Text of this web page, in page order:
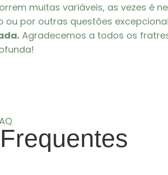
muitas variáveis, as vezes é
por outras questões
Agradecemos a todos os